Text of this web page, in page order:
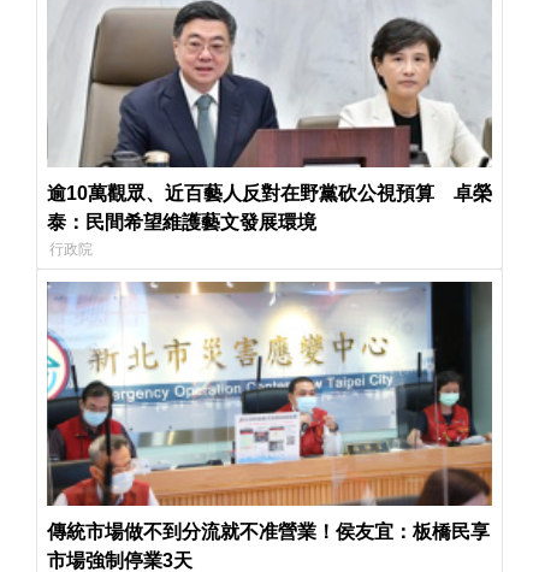
逾10萬觀眾、近百藝人反對在野黨砍公視預算 卓榮
泰：民間希望維護藝文發展環境
行政院
傳統市場做不到分流就不准營業！侯友宜：板橋民享
市場強制停業3天